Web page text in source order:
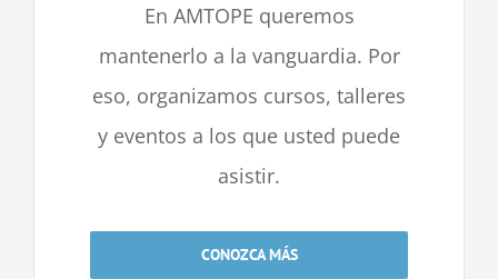
En AMTOPE queremos
mantenerlo a la vanguardia. Por
eso, organizamos cursos, talleres
y eventos a los que usted puede
asistir.
CONOZCA MÁS